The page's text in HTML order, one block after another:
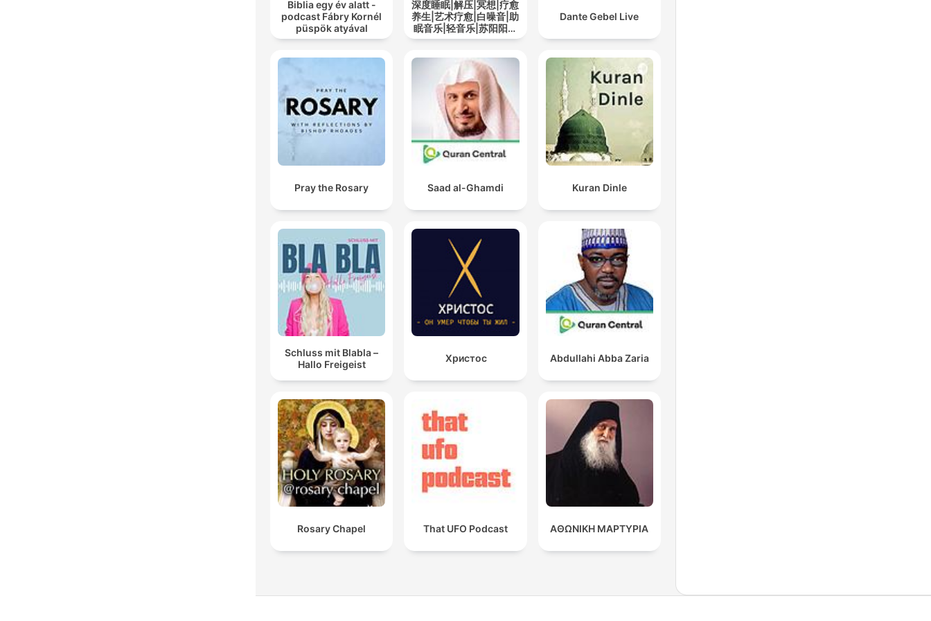
Biblia egy év alatt -
podcast Fábry Kornél
püspök atyával
深度睡眠|解压|冥想|疗愈
养生|艺术疗愈|白噪音|助
眠音乐|轻音乐|苏阳阳频
道
Dante Gebel Live
Pray the Rosary Saad al-Ghamdi Kuran Dinle
Schluss mit Blabla –
Hallo Freigeist
Христос Abdullahi Abba Zaria
Rosary Chapel That UFO Podcast ΑΘΩΝΙΚΗ ΜΑΡΤΥΡΙΑ